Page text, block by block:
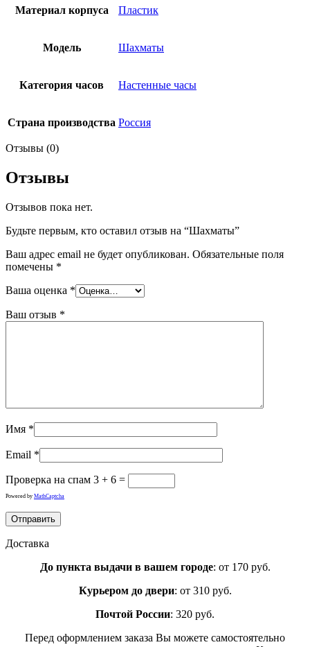
Материал корпуса Пластик
Модель Шахматы
Категория часов Настенные часы
Страна производства Россия
Отзывы (0)
Отзывы
Отзывов пока нет.
Будьте первым, кто оставил отзыв на “Шахматы”
Ваш адрес email не будет опубликован. Обязательные поля
помечены *
Ваша оценка *
Ваш отзыв *
Имя *
Email *
Проверка на спам 3 + 6 =
Powered by MathCaptcha
Доставка
До пункта выдачи в вашем городе: от 170 руб.
Курьером до двери: от 310 руб.
Почтой России: 320 руб.
Перед оформлением заказа Вы можете самостоятельно